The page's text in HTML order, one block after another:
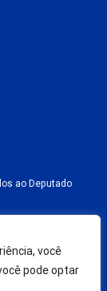
você
pode optar
ao Deputado